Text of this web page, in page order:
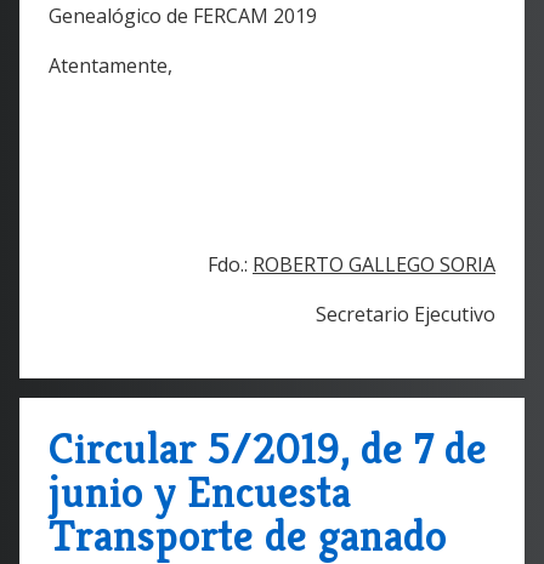
Genealógico de FERCAM 2019
Atentamente,
Fdo.: ROBERTO GALLEGO SORIA
Secretario Ejecutivo
Circular 5/2019, de 7 de
junio y Encuesta
Transporte de ganado